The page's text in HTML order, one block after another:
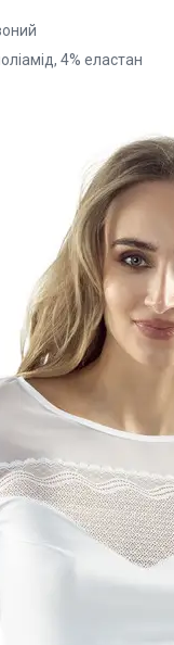
4% еластан